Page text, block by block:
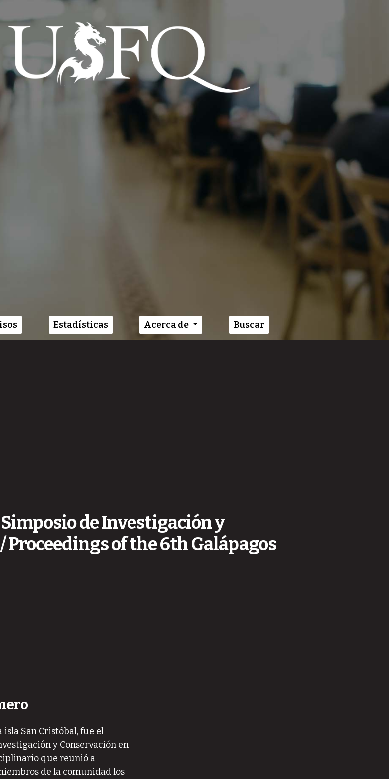
Estadísticas Acerca de Buscar
de Investigación y
Proceedings of the 6th Galápagos
San Cristóbal, fue el
y Conservación en
que reunió a
de la comunidad los